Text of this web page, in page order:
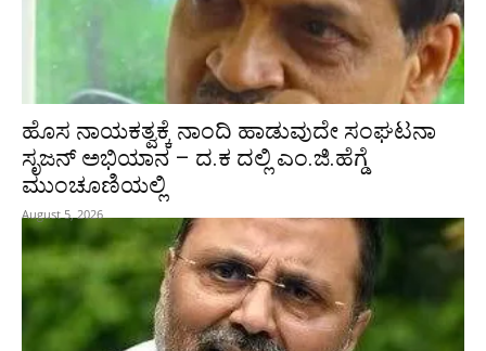
ಹೊಸ ನಾಯಕತ್ವಕ್ಕೆ ನಾಂದಿ ಹಾಡುವುದೇ ಸಂಘಟನಾ
ಸೃಜನ್ ಅಭಿಯಾನ – ದ.ಕ ದಲ್ಲಿ ಎಂ.ಜಿ.ಹೆಗ್ಡೆ
ಮುಂಚೂಣಿಯಲ್ಲಿ
August 5, 2026